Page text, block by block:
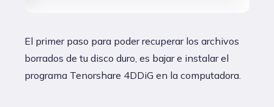
El primer paso para poder recuperar los archivos
borrados de tu disco duro, es bajar e instalar el
programa Tenorshare 4DDiG en la computadora.